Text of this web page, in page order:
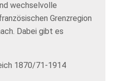
wechselvolle
Grenzregion
Dabei gibt es
1870/71-1914